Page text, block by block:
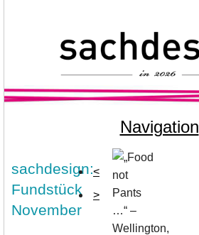
Navigation
sachdesign:
Fundstück
November
<
>